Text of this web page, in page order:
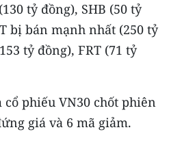
tỷ đồng), SHB (50 tỷ
bị bán mạnh nhất (250 tỷ
tỷ đồng), FRT (71 tỷ
phiếu VN30 chốt phiên
giá và 6 mã giảm.